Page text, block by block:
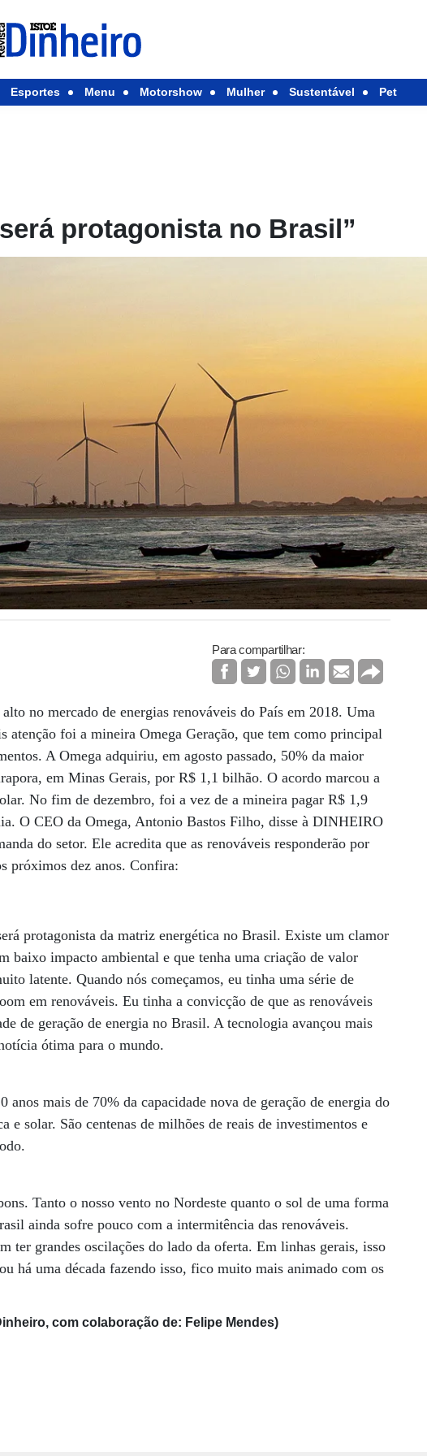
Esportes Menu Motorshow Mulher Sustentável Pet
protagonista no Brasil”
Para compartilhar:
no mercado de energias renováveis do País em 2018. Uma
atenção foi a mineira Omega Geração, que tem como principal
A Omega adquiriu, em agosto passado, 50% da maior
em Minas Gerais, por R$ 1,1 bilhão. O acordo marcou a
No fim de dezembro, foi a vez de a mineira pagar R$ 1,9
O CEO da Omega, Antonio Bastos Filho, disse à DINHEIRO
do setor. Ele acredita que as renováveis responderão por
próximos dez anos. Confira:
protagonista da matriz energética no Brasil. Existe um clamor
baixo impacto ambiental e que tenha uma criação de valor
latente. Quando nós começamos, eu tinha uma série de
em renováveis. Eu tinha a convicção de que as renováveis
de geração de energia no Brasil. A tecnologia avançou mais
ótima para o mundo.
mais de 70% da capacidade nova de geração de energia do
e solar. São centenas de milhões de reais de investimentos e
Tanto o nosso vento no Nordeste quanto o sol de uma forma
ainda sofre pouco com a intermitência das renováveis.
ter grandes oscilações do lado da oferta. Em linhas gerais, isso
há uma década fazendo isso, fico muito mais animado com os
com colaboração de: Felipe Mendes)